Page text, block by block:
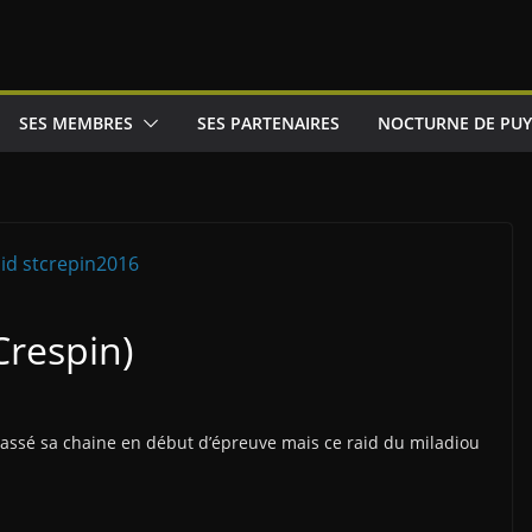
SES MEMBRES SES PARTENAIRES NOCTURNE DE
sa chaine en début d’épreuve mais ce raid du miladiou